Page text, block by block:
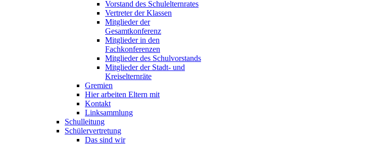
Vorstand des Schulelternrates
Vertreter der Klassen
Mitglieder der
Gesamtkonferenz
Mitglieder in den
Fachkonferenzen
Mitglieder des Schulvorstands
Mitglieder der Stadt- und
Kreiselternräte
Gremien
Hier arbeiten Eltern mit
Kontakt
Linksammlung
Schulleitung
Schülervertretung
Das sind wir